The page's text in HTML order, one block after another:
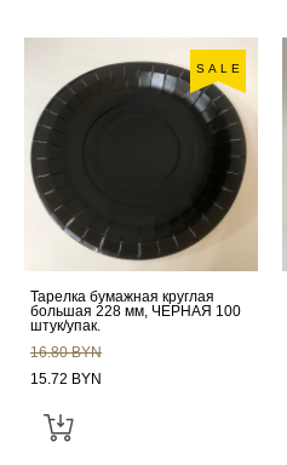
SALE
Тарелка бумажная круглая
большая 228 мм, ЧЕРНАЯ 100
штук/упак.
16.80 BYN
15.72 BYN